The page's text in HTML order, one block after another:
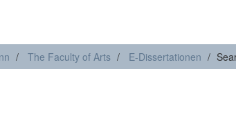
The Faculty of Arts E-Dissertationen